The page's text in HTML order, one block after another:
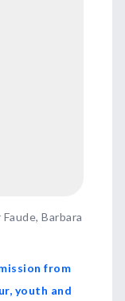
Barbara
from
youth and